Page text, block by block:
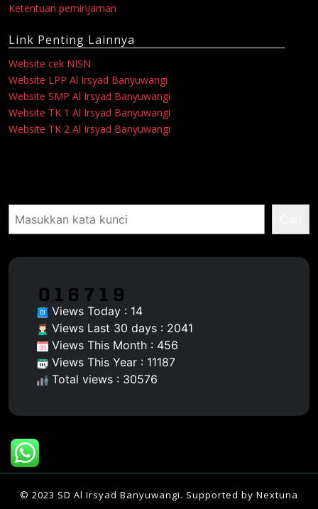
Ketentuan peminjaman
Link Penting Lainnya
Website cek NISN
Website LPP Al Irsyad Banyuwangi
Website SMP Al Irsyad Banyuwangi
Website TK 1 Al Irsyad Banyuwangi
Website TK 2 Al Irsyad Banyuwangi
Views Today : 14
Views Last 30 days : 2041
Views This Month : 456
Views This Year : 11187
Total views : 30576
© 2023 SD Al Irsyad Banyuwangi. Supported by Nextuna